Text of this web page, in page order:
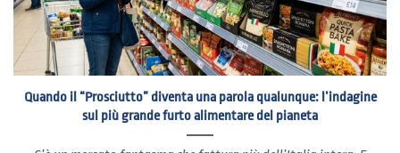
Quando il “Prosciutto” diventa una parola qualunque: l’indagine
sul più grande furto alimentare del pianeta